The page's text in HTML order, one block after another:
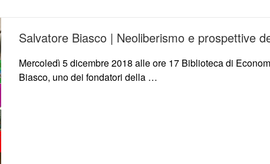
Salvatore Biasco | Neoliberismo e prospettive
Mercoledì 5 dicembre 2018 alle ore 17 Biblioteca di
Biasco, uno dei fondatori della …